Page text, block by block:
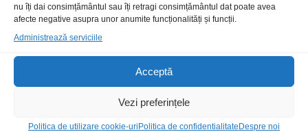
nu îți dai consimțământul sau îți retragi consimțământul dat poate avea
afecte negative asupra unor anumite funcționalități și funcții.
Administrează serviciile
Acceptă
Vezi preferințele
Politica de utilizare cookie-uri Politica de confidentialitate Despre noi